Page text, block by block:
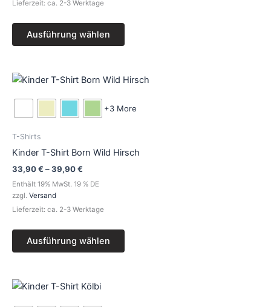
Lieferzeit: ca. 2-3 Werktage
Ausführung wählen
gewählt
+3 More
T-Shirts
Kinder T-Shirt Born Wild Hirsch
33,90€ –39,90€
Preisspanne:
33,90 €
bis
39,90 €
Enthält 19% MwSt. 19 % DE
zzgl. Versand
Lieferzeit: ca. 2-3 Werktage
Ausführung wählen
Dieses
weist
auf.
gewählt
Preisspanne:
bis